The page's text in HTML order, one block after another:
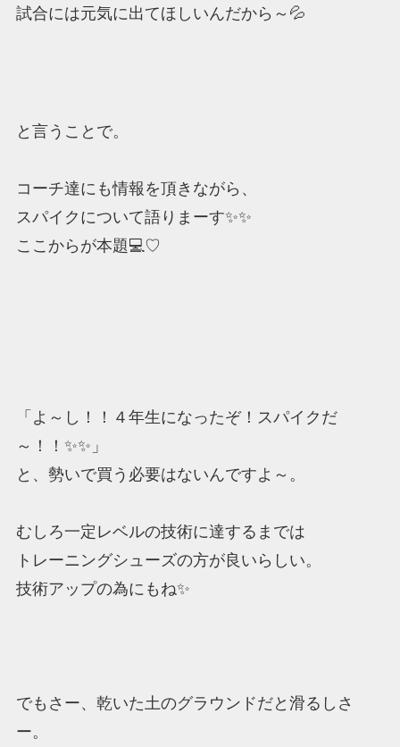
試合には元気に出てほしいんだから～💦
と言うことで。
コーチ達にも情報を頂きながら、
スパイクについて語りまーす✨✨
ここからが本題💻♡
「よ～し！！４年生になったぞ！スパイクだ
～！！✨✨」
と、勢いで買う必要はないんですよ～。
むしろ一定レベルの技術に達するまでは
トレーニングシューズの方が良いらしい。
技術アップの為にもね✨
でもさー、乾いた土のグラウンドだと滑るしさ
ー。